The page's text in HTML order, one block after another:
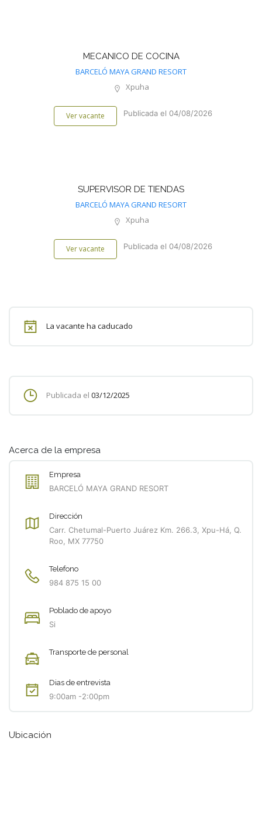
MECANICO DE COCINA
BARCELÓ MAYA GRAND RESORT
Xpuha
Ver vacante Publicada el 04/08/2026
SUPERVISOR DE TIENDAS
BARCELÓ MAYA GRAND RESORT
Xpuha
Ver vacante Publicada el 04/08/2026
La vacante ha caducado
Publicada el 03/12/2025
Acerca de la empresa
Empresa
BARCELÓ MAYA GRAND RESORT
Dirección
Carr. Chetumal-Puerto Juárez Km. 266.3, Xpu-Há, Q.
Roo, MX 77750
Telefono
984 875 15 00
Poblado de apoyo
Si
Transporte de personal
Dias de entrevista
9:00am -2:00pm
Ubicación